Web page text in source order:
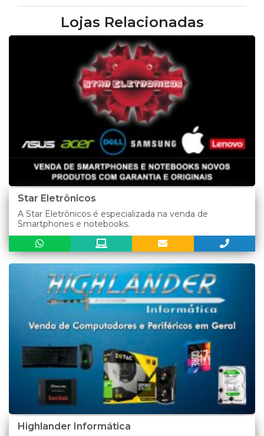
Lojas Relacionadas
Star Eletrônicos
A Star Eletrônicos é especializada na venda de
Smartphones e notebooks.
Highlander Informática